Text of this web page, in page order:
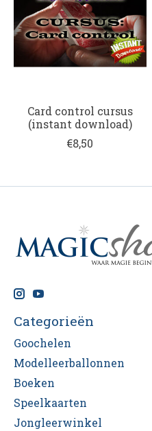
Card control cursus
(instant download)
€8,50
Categorieën
Goochelen
Modelleerballonnen
Boeken
Speelkaarten
Jongleerwinkel